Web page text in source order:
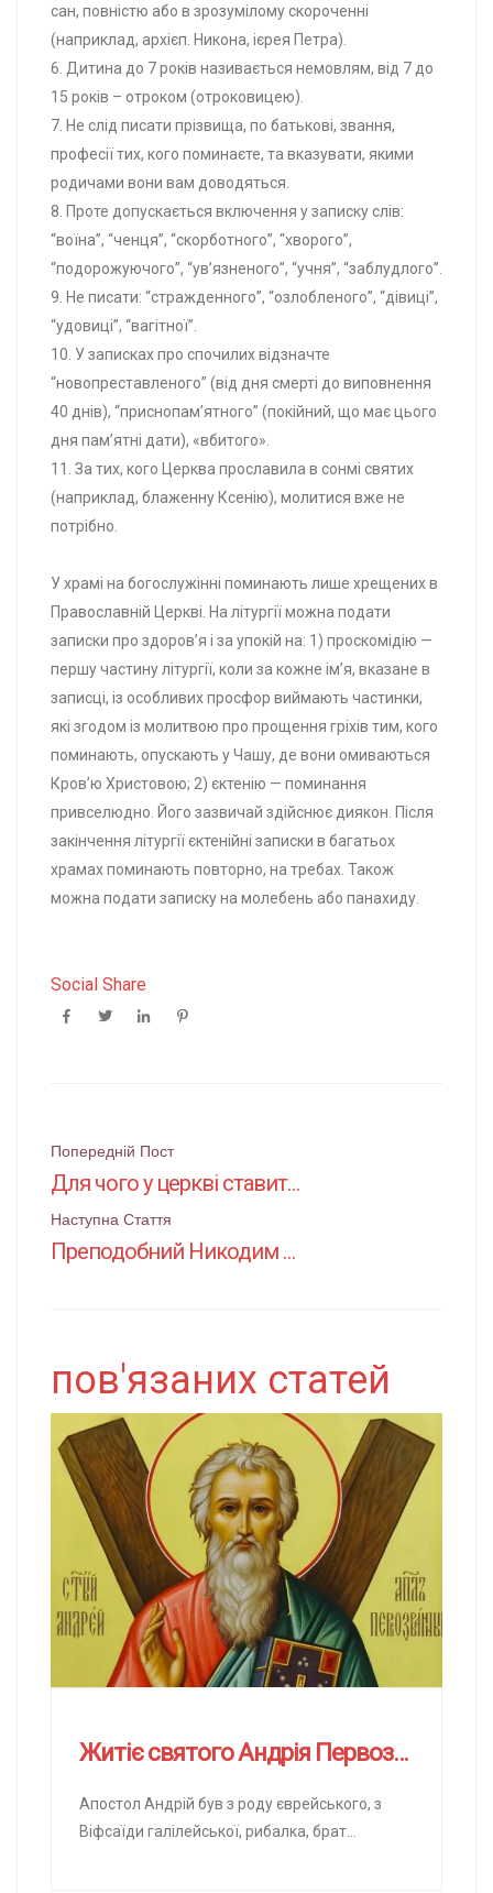
сан, повністю або в зрозумілому скороченні
(наприклад, архієп. Никона, ієрея Петра).
6. Дитина до 7 років називається немовлям, від 7 до
15 років – отроком (отроковицею).
7. Не слід писати прізвища, по батькові, звання,
професії тих, кого поминаєте, та вказувати, якими
родичами вони вам доводяться.
8. Проте допускається включення у записку слів:
“воїна”, “ченця”, “скорботного”, “хворого”,
“подорожуючого”, “ув’язненого”, “учня”, “заблудлого”.
9. Не писати: “стражденного”, “озлобленого”, “дівиці”,
“удовиці”, “вагітної”.
10. У записках про спочилих відзначте
“новопреставленого” (від дня смерті до виповнення
40 днів), “приснопам’ятного” (покійний, що має цього
дня пам’ятні дати), «вбитого».
11. За тих, кого Церква прославила в сонмі святих
(наприклад, блаженну Ксенію), молитися вже не
потрібно.
У храмі на богослужінні поминають лише хрещених в
Православній Церкві. На літургії можна подати
записки про здоров’я і за упокій на: 1) проскомідію —
першу частину літургії, коли за кожне ім’я, вказане в
записці, із особливих просфор виймають частинки,
які згодом із молитвою про прощення гріхів тим, кого
поминають, опускають у Чашу, де вони омиваються
Кров’ю Христовою; 2) єктенію — поминання
привселюдно. Його зазвичай здійснює диякон. Після
закінчення літургії єктенійні записки в багатьох
храмах поминають повторно, на требах. Також
можна подати записку на молебень або панахиду.
Social Share
Поштова
навігація
Попередній Пост
Для чого у церкві ставити свічки та як правильно це робити
Наступна Стаття
Преподобний Никодим Святогорець про молитву
пов'язаних статей
Житіє святого Андрія Первозванного
Апостол Андрій був з роду єврейського, з
Віфсаїди галілейської, рибалка, брат